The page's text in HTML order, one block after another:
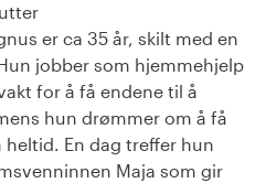
er ca 35 år, skilt med en
jobber som hjemmehjelp
for å få endene til å
hun drømmer om å få
heltid. En dag treffer hun
Maja som gir